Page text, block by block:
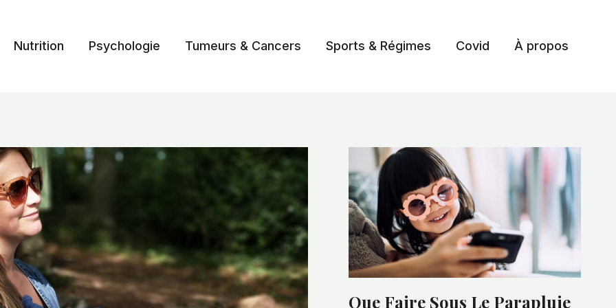
Nutrition Psychologie Tumeurs & Cancers Sports & Régimes Covid À propos
Que Faire Sous Le Parapluie